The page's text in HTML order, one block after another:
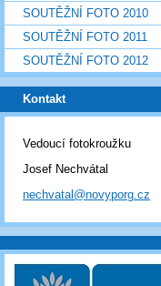
SOUTĚŽNÍ FOTO 2010
SOUTĚŽNÍ FOTO 2011
SOUTĚŽNÍ FOTO 2012
Kontakt
Vedoucí fotokroužku
Josef Nechvátal
nechvatal@novyporg.cz